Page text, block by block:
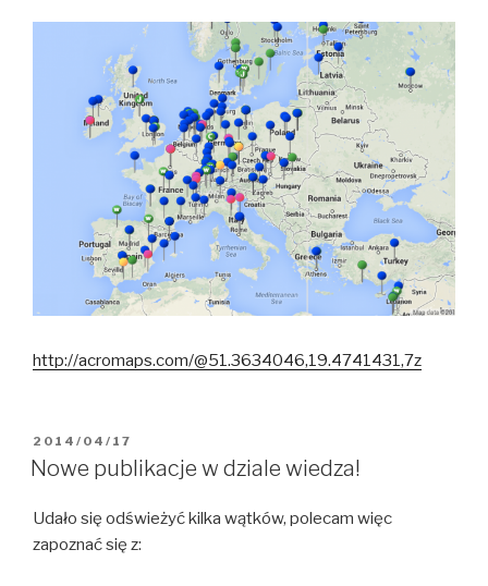
http://acromaps.com/@51.3634046,19.4741431,7z
OPUBLIKOWANE
W
2014/04/17
Nowe publikacje w dziale wiedza!
Udało się odświeżyć kilka wątków, polecam więc
zapoznać się z: